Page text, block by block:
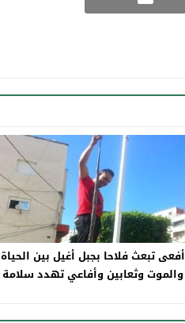
أفعى تبعث فلاحا بجبل أغيل بين الحياة
والموت وثعابين وأفاعي تهدد سلامة